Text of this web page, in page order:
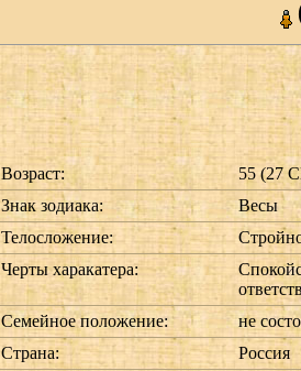
Возраст:
55 (27
Знак зодиака:
Весы
Телосложение:
Черты харакатера:
Семейное положение:
не
Страна:
Россия